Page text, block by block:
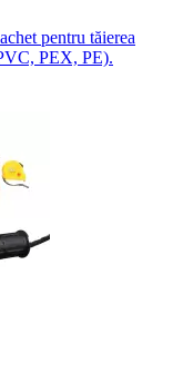
pentru tăierea
PEX, PE).